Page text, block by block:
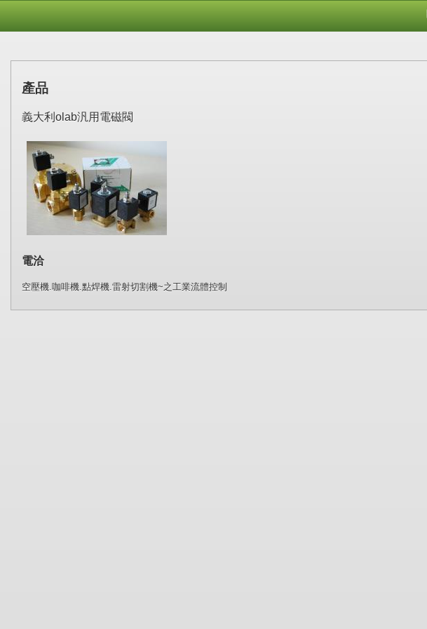
產品
義大利olab汎用電磁閥
電洽
空壓機.咖啡機.點焊機.雷射切割機~之工業流體控制